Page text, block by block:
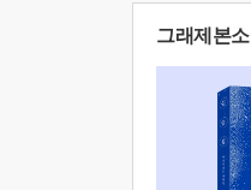
그래제본소